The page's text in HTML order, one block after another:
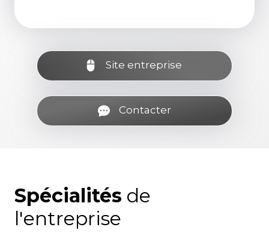
Site entreprise
Contacter
Spécialités de
l'entreprise